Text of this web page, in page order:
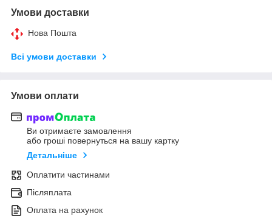
Умови доставки
Нова Пошта
Всі умови доставки
Умови оплати
Ви отримаєте замовлення
або гроші повернуться на вашу картку
Детальніше
Оплатити частинами
Післяплата
Оплата на рахунок